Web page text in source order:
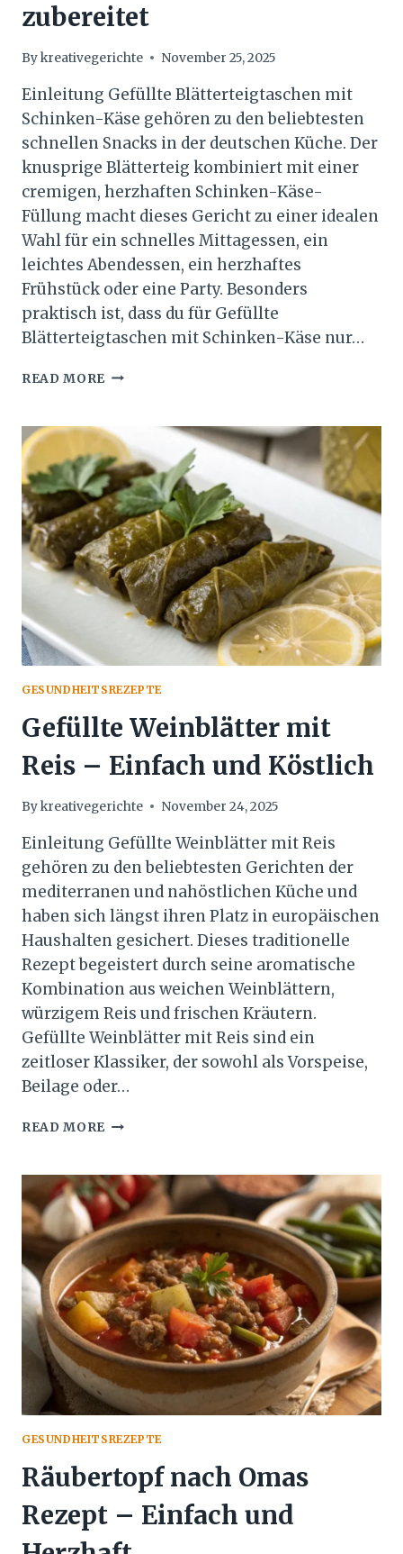
zubereitet
Bykreativegerichte November 25, 2025
Einleitung Gefüllte Blätterteigtaschen mit
Schinken-Käse gehören zu den beliebtesten
schnellen Snacks in der deutschen Küche. Der
knusprige Blätterteig kombiniert mit einer
cremigen, herzhaften Schinken-Käse-
Füllung macht dieses Gericht zu einer idealen
Wahl für ein schnelles Mittagessen, ein
leichtes Abendessen, ein herzhaftes
Frühstück oder eine Party. Besonders
praktisch ist, dass du für Gefüllte
Blätterteigtaschen mit Schinken-Käse nur…
READ MORE GEFÜLLTE
SCHINKEN-
KÄSE
–
EINFACH
UND
SCHNELL
ZUBEREITET
GESUNDHEITSREZEPTE
Gefüllte Weinblätter mit
Reis – Einfach und Köstlich
Bykreativegerichte November 24, 2025
Einleitung Gefüllte Weinblätter mit Reis
gehören zu den beliebtesten Gerichten der
mediterranen und nahöstlichen Küche und
haben sich längst ihren Platz in europäischen
Haushalten gesichert. Dieses traditionelle
Rezept begeistert durch seine aromatische
Kombination aus weichen Weinblättern,
würzigem Reis und frischen Kräutern.
Gefüllte Weinblätter mit Reis sind ein
zeitloser Klassiker, der sowohl als Vorspeise,
Beilage oder…
READ MORE GEFÜLLTE
REIS
–
EINFACH
UND
KÖSTLICH
GESUNDHEITSREZEPTE
Räubertopf nach Omas
Rezept – Einfach und